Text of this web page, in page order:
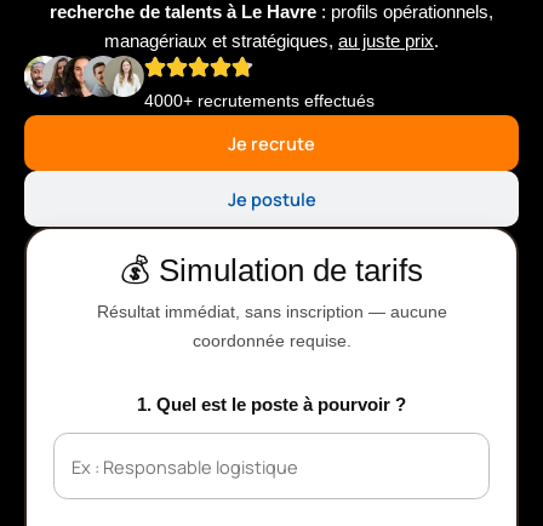
recherche de talents à Le Havre : profils opérationnels,
managériaux et stratégiques, au juste prix.
4000+ recrutements effectués
Je recrute
Je postule
💰 Simulation de tarifs
Résultat immédiat, sans inscription — aucune
coordonnée requise.
1. Quel est le poste à pourvoir ?